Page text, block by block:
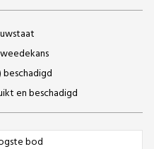
en beschadigd
bod